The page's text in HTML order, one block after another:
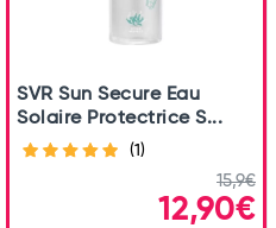
SVR Sun Secure Eau
Solaire Protectrice S...
(1)
15,9€
12,90€